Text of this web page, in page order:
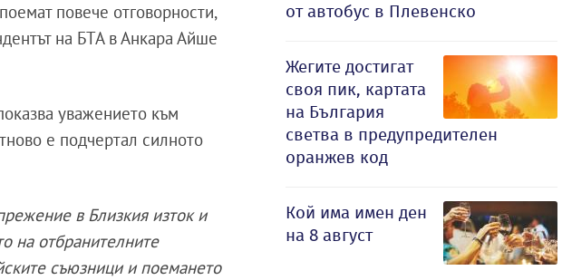
повече отговорности,
на БТА в Анкара Айше
уважението към
е подчертал силното
в Близкия изток и
на отбранителните
съюзници и поемането
от автобус в Плевенско
Жегите достигат
своя пик, картата
на България
светва в предупредителен
оранжев код
Кой има имен ден
на 8 август